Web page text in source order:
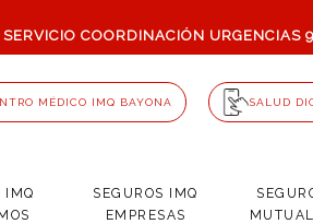
SERVICIO COORDINACIÓN URGENCIAS
MÉDICO IMQ BAYONA SALUD
IMQ
SEGUROS IMQ
EMPRESAS